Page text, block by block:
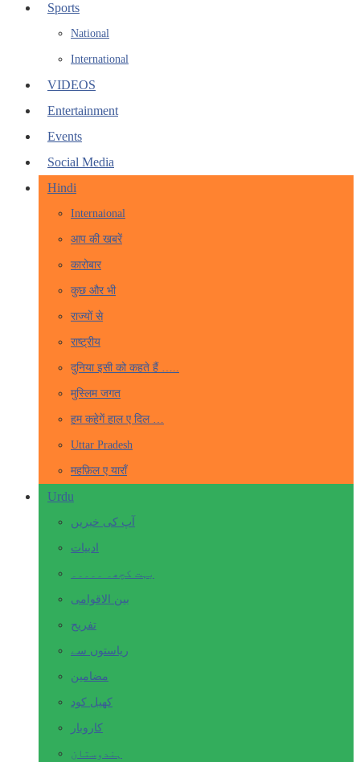
Sports
National
International
VIDEOS
Entertainment
Events
Social Media
Hindi
Internaional
आप की खबरें
कारोबार
कुछ और भी
राज्यों से
राष्ट्रीय
दुनिया इसी को कहते हैं …..
मुस्लिम जगत
हम कहेगें हाल ए दिल …
Uttar Pradesh
महफ़िल ए याराँ
Urdu
آپ کی خبریں
ادبیات
بہت کچھ۔ ۔۔۔۔۔
بین الاقوامی
تفریح
ریاستوں سے
مضامین
کھیل کود
کاروبار
ہندوستان